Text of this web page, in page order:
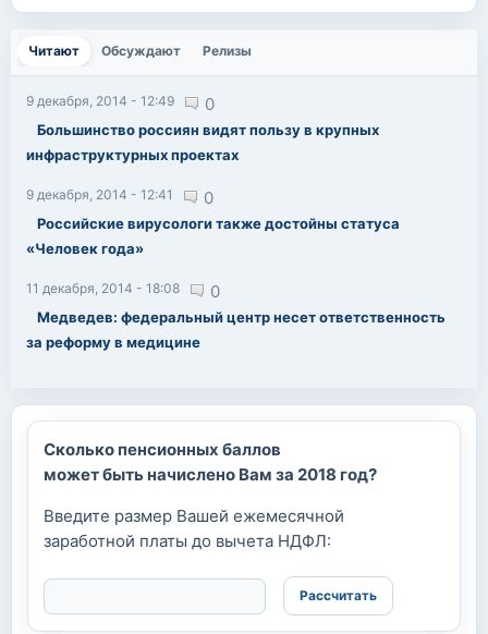
Читают
(активная вкладка)
Обсуждают Релизы
9 декабря, 2014 - 12:49 0
Большинство россиян видят пользу в крупных
инфраструктурных проектах
9 декабря, 2014 - 12:41 0
Российские вирусологи также достойны статуса
«Человек года»
11 декабря, 2014 - 18:08 0
Медведев: федеральный центр несет ответственность
за реформу в медицине
Сколько пенсионных баллов
может быть начислено Вам за 2018 год?
Введите размер Вашей ежемесячной
заработной платы до вычета НДФЛ: